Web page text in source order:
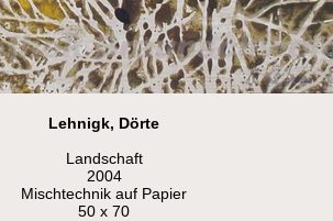
Lehnigk, Dörte
Landschaft
2004
Mischtechnik auf Papier
50 x 70